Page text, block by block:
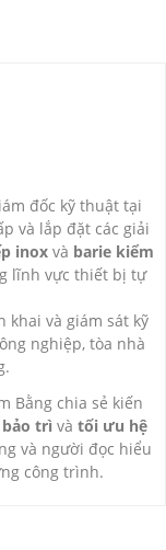
đốc kỹ thuật tại
và lắp đặt các giải
inoxvà barie kiểm
lĩnh vực thiết bị tự
khai và giám sát kỹ
nghiệp, tòa nhà
Bằng chia sẻ kiến
bảo trì và tối ưu hệ
và người đọc hiểu
công trình.